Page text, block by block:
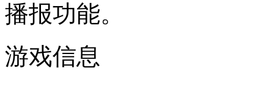
播报功能。
游戏信息